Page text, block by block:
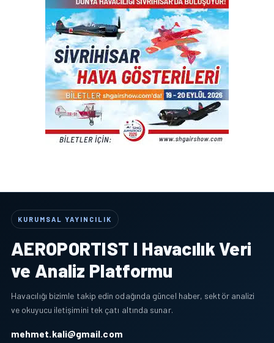
KURUMSAL YAYINCILIK
AEROPORTIST I Havacılık Veri
ve Analiz Platformu
Havacılığı bizimle takip edin odağında güncel haber, sektör analizi
ve okuyucu iletişimini tek çatı altında sunar.
mehmet.kali@gmail.com